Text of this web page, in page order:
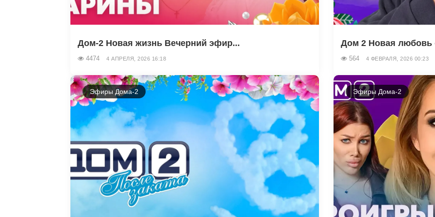
Дом-2 Новая жизнь Вечерний эфир...
4474 4 АПРЕЛЯ, 2026 16:18
Дом 2 Новая любовь
564 4 ФЕВРАЛЯ, 2026 00:23
Эфиры Дома-2 Эфиры Дома-2